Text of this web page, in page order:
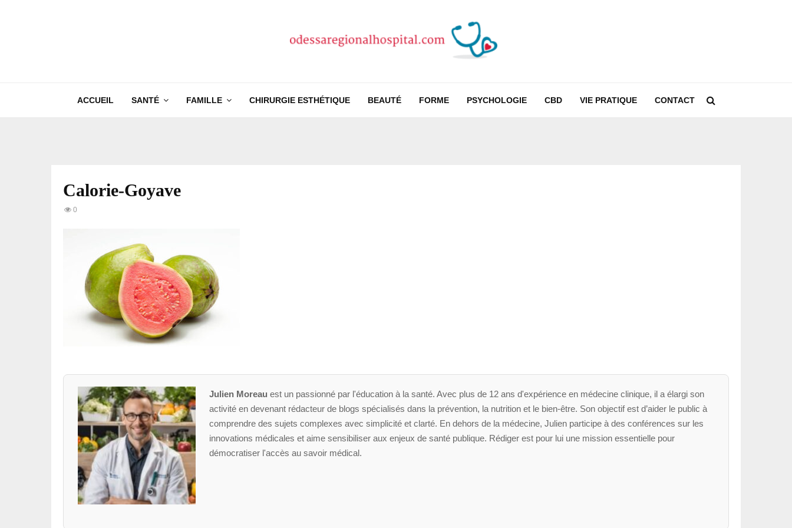
ACCUEIL SANTÉ FAMILLE CHIRURGIE ESTHÉTIQUE BEAUTÉ FORME PSYCHOLOGIE CBD VIE PRATIQUE CONTACT
Calorie-Goyave
0
Julien Moreau est un passionné par l'éducation à la santé. Avec plus de 12 ans d'expérience en médecine clinique, il a élargi son
activité en devenant rédacteur de blogs spécialisés dans la prévention, la nutrition et le bien-être. Son objectif est d’aider le public à
comprendre des sujets complexes avec simplicité et clarté. En dehors de la médecine, Julien participe à des conférences sur les
innovations médicales et aime sensibiliser aux enjeux de santé publique. Rédiger est pour lui une mission essentielle pour
démocratiser l'accès au savoir médical.